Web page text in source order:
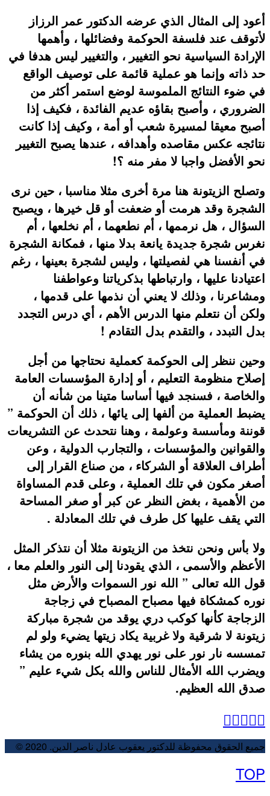
أعود إلى المثال الذي عرضه الدكتور عمر الرزاز
لأتوقف عند فلسفة الحوكمة وفضائلها ، وأهمها
الإرادة السياسية نحو التغيير ، والتغيير ليس هدفا في
حد ذاته وإنما هو عملية قائمة على توصيف الواقع
في ضوء النتائج الملموسة لوضع استمر أكثر من
الضروري ، وأصبح بقاؤه عديم الفائدة ، فكيف إذا
أصبح معيقا لمسيرة شعب أو أمة ، وكيف إذا كانت
نتائجه عكس مقاصده وأهدافه ، عندها يصبح التغيير
نحو الأفضل واجبا لا مفر منه ؟!
وتصلح الزيتونة هنا مرة أخرى مثلا مناسبا ، حين نرى
الشجرة وقد هرمت أو ضعفت أو قل خيرها ، ويصبح
السؤال ، هل نرممها ، أم نطعهما ، أم نخلعها ، أم
نغرس شجرة جديدة يانعة بدلا منها ، فمكانة الشجرة
في أنفسنا هي لفصيلتها ، وليس لشجرة بعينها ، رغم
اعتيادنا عليها ، وارتباطها بذكرياتنا وعواطفنا
ومشاعرنا ، وذلك لا يعني أن نذمها على قدمها ،
ولكن أن نتعلم منها الدرس الأهم ، أي درس التجدد
بدل التبدد ، والتقدم بدل التقادم !
وحين ننظر إلى الحوكمة كعملية نحتاجها من أجل
إصلاح منظومة التعليم ، أو إدارة المؤسسات العامة
والخاصة ، فسنجد فيها أساسا متينا من شأنه أن
يضبط العملية من ألفها إلى يائها ، ذلك أن الحوكمة ”
قوننة ومأسسة وعولمة ، وهنا نتحدث عن التشريعات
والقوانين والمؤسسات ، والتجارب الدولية ، وعن
أطراف العلاقة أو الشركاء ، من صناع القرار إلى
أصغر مكون في تلك العملية ، وعلى قدم المساواة
من الأهمية ، بغض النظر عن كبر أو صغر المساحة
التي يقف عليها كل طرف في تلك المعادلة .
ولا بأس ونحن نتخذ من الزيتونة مثلا أن نتذكر المثل
الأعظم والأسمى ، الذي يقودنا إلى النور والعلم معا ،
قول الله تعالى ” الله نور السموات والأرض مثل
نوره كمشكاة فيها مصباح المصباح في زجاجة
الزجاجة كأنها كوكب دري يوقد من شجرة مباركة
زيتونة لا شرقية ولا غربية يكاد زيتها يضيء ولو لم
تمسسه نار نور على نور يهدي الله بنوره من يشاء
ويضرب الله الأمثال للناس والله بكل شيء عليم ”
صدق الله العظيم.
جميع الحقوق محفوظة للدكتور يعقوب عادل ناصر الدين. 2020 ©
TOP